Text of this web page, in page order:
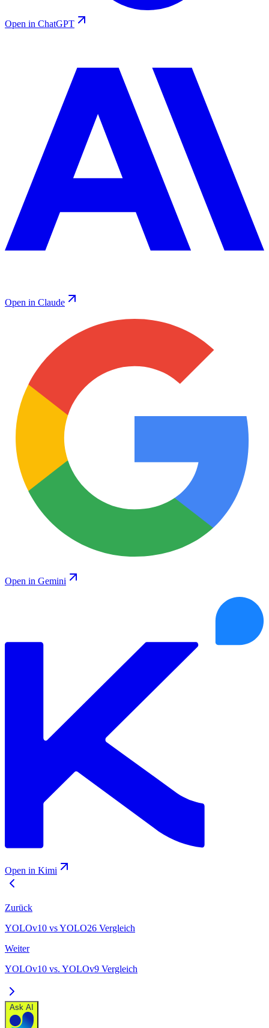
Open in ChatGPT
Open in Claude
Open in Gemini
Open in Kimi
Zurück
YOLOv10 vs YOLO26 Vergleich
Weiter
YOLOv10 vs. YOLOv9 Vergleich
Ask AI